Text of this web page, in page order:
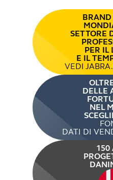
SETTORE
PER IL
E IL
VEDI
DELLE
NEL
DATI DI
150